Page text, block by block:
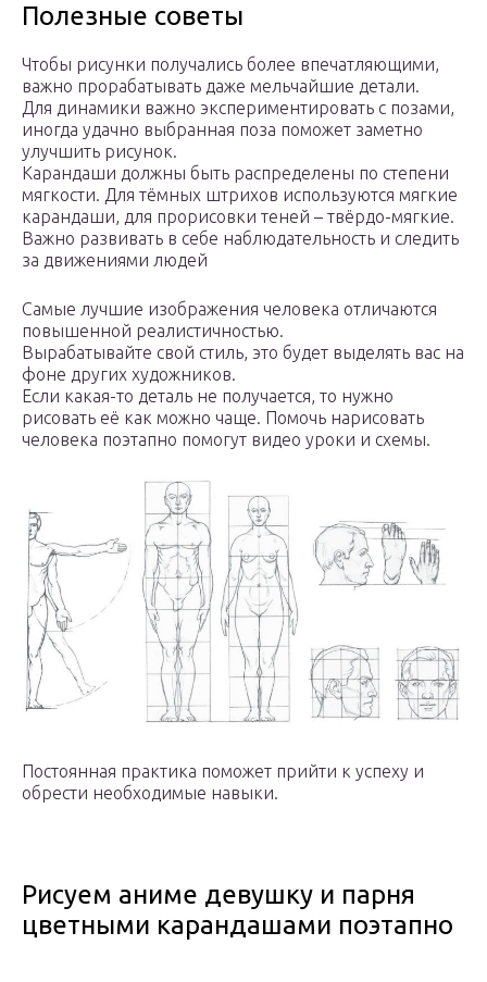
Полезные советы
Чтобы рисунки получались более впечатляющими,
важно прорабатывать даже мельчайшие детали.
Для динамики важно экспериментировать с позами,
иногда удачно выбранная поза поможет заметно
улучшить рисунок.
Карандаши должны быть распределены по степени
мягкости. Для тёмных штрихов используются мягкие
карандаши, для прорисовки теней – твёрдо-мягкие.
Важно развивать в себе наблюдательность и следить
за движениями людей
Самые лучшие изображения человека отличаются
повышенной реалистичностью.
Вырабатывайте свой стиль, это будет выделять вас на
фоне других художников.
Если какая-то деталь не получается, то нужно
рисовать её как можно чаще. Помочь нарисовать
человека поэтапно помогут видео уроки и схемы.
Постоянная практика поможет прийти к успеху и
обрести необходимые навыки.
Рисуем аниме девушку и парня
цветными карандашами поэтапно